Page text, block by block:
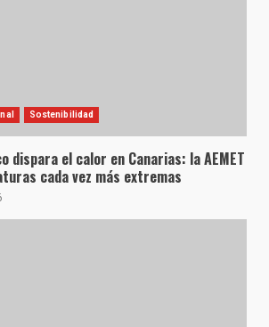
Sostenibilidad
dispara el calor en Canarias: la AEMET
cada vez más extremas